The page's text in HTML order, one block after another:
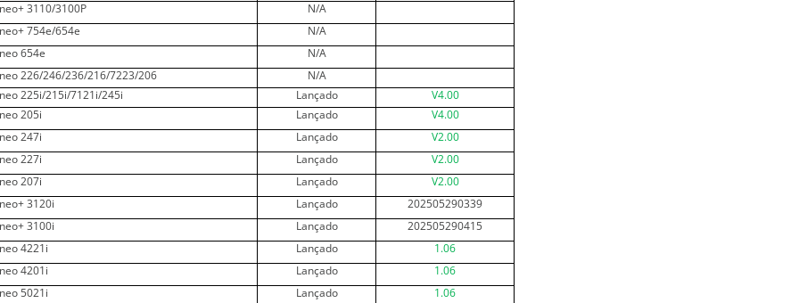
3110/3100P
N/A
754e/654e
N/A
654e
N/A
226/246/236/216/7223/206
N/A
225i/215i/7121i/245i
Lançado
V4.00
205i
Lançado
V4.00
247i
Lançado
V2.00
227i
Lançado
V2.00
207i
Lançado
V2.00
3120i
Lançado
202505290339
3100i
Lançado
202505290415
4221i
Lançado
1.06
4201i
Lançado
1.06
5021i
Lançado 1.06